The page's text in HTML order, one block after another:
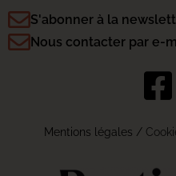
S'abonner à la
Nous contacter par e-
Mentions légales /